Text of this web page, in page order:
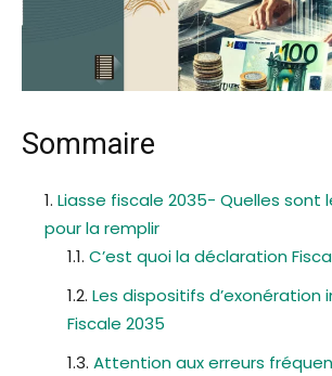
Sommaire
Liasse fiscale 2035- Quelles sont
pour la remplir
C’est quoi la déclaration
Les dispositifs d’exonération
Fiscale 2035
Attention aux erreurs